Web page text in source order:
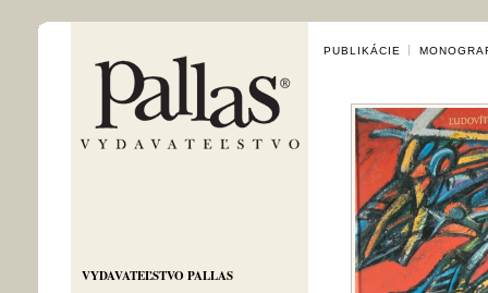
VYDAVATEĽSTVO PALLAS
PUBLIKÁCIE